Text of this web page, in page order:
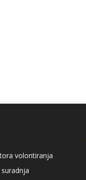
volontiranja